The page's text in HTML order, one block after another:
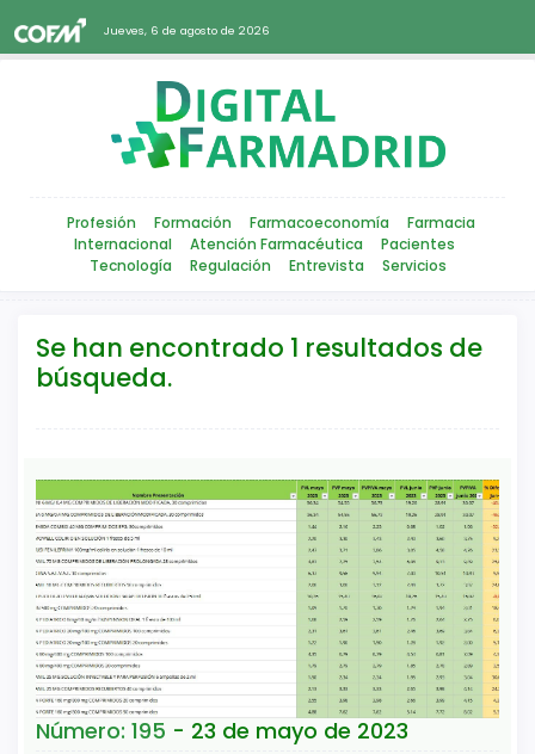
Jueves, 6 de agosto de 2026
Profesión Formación Farmacoeconomía
Farmacia
Internacional
Atención Farmacéutica
Pacientes
Tecnología
Regulación Entrevista Servicios
Se han encontrado 1 resultados de
búsqueda.
Número: 195 - 23 de mayo de 2023